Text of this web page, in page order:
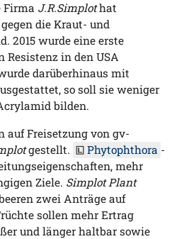
Firma J.R.Simplothat
die Kraut- und
2015 wurde eine erste
in den USA
darüberhinaus mit
so soll sie weniger
bilden.
auf Freisetzung von gv-
gestellt. Phytophthora -
mehr
Ziele. Simplot Plant
zwei Anträge auf
sollen mehr Ertrag
und länger haltbar sowie